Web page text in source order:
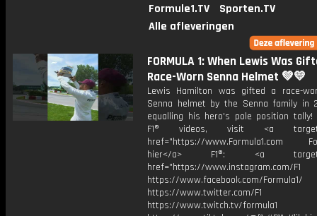
Formule1.TV
Sporten.TV
Alle afleveringen
FORMULA 1: When Lewis Was
Race-Worn Senna Helmet 💚💛
Lewis Hamilton was gifted a race-
Senna helmet by the Senna family in
equalling his hero's pole position tally!
F1® videos, visit <a
href="https://www.Formula1.com
hier</a> F1®: <a
href="https://www.instagram.com/F1
https://www.facebook.com/Formula1/
https://www.twitter.com/F1
https://www.twitch.tv/formula1